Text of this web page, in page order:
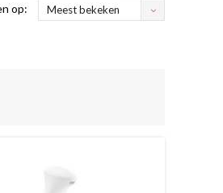
op: Meest bekeken